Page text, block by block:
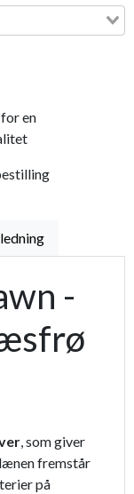
en
-
, som giver
fremstår
på